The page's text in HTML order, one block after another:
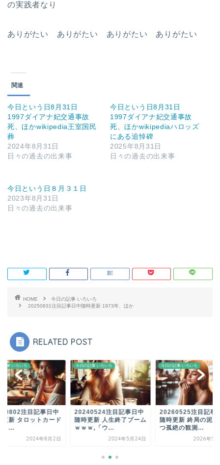
の実践者なり
ありがたい ありがたい ありがたい ありがたい
関連
今日という日8月31日
1997ダイアナ妃交通事故
死、ほかwikipedia王室国民
葬
2024年8月31日
日々の過去の出来事
今日という日8月31日
1997ダイアナ妃交通事故
死、ほかwikipediaハロッズ
にある追悼碑
2025年8月31日
日々の過去の出来事
今日という日８月３１日
2023年8月31日
日々の過去の出来事
HOME
今日の記事 いろいろ
20250831注目記事日中随時更新 1973年、ほか
RELATED POST
記事 いろいろ
注目記事日中
更新 タロットカード
５...
2024年8月2日
今日の記事 いろいろ
20240524注目記事日中
随時更新 人生終了ブーム
ｗｗｗ,「ウ...
2024年5月24日
今日の記事 いろいろ
20260525注目記事
随時更新 終局の泥
つ孤絶の観測...
2026年5